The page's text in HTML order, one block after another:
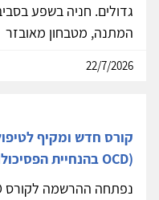
גדולים. חניה בשפע
המתנה, מטבחון מאובזר
22/7/2026
OCD) בהנחיית הפסיכולוג גדעון פיין